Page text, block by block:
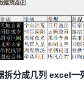
分成几列 excel一